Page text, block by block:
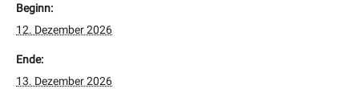
Beginn:
12. Dezember 2026
Ende:
13. Dezember 2026